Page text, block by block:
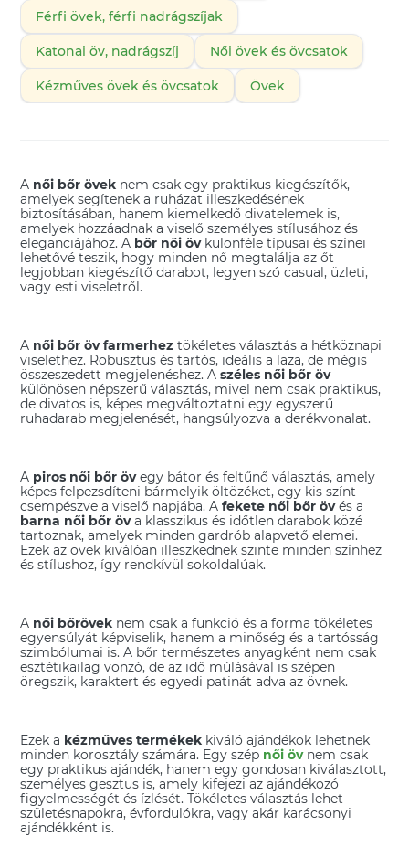
Férfi övek, férfi nadrágszíjak
Katonai öv, nadrágszíj Női övek és övcsatok
Kézműves övek és övcsatok Övek
A női bőr övek nem csak egy praktikus kiegészítők,
amelyek segítenek a ruházat illeszkedésének
biztosításában, hanem kiemelkedő divatelemek is,
amelyek hozzáadnak a viselő személyes stílusához és
eleganciájához. A bőr női övkülönféle típusai és színei
lehetővé teszik, hogy minden nő megtalálja az őt
legjobban kiegészítő darabot, legyen szó casual, üzleti,
vagy esti viseletről.
A női bőr öv farmerhez tökéletes választás a hétköznapi
viselethez. Robusztus és tartós, ideális a laza, de mégis
összeszedett megjelenéshez. Aszéles női bőr öv
különösen népszerű választás, mivel nem csak praktikus,
de divatos is, képes megváltoztatni egy egyszerű
ruhadarab megjelenését, hangsúlyozva a derékvonalat.
A piros női bőr övegy bátor és feltűnő választás, amely
képes felpezsdíteni bármelyik öltözéket, egy kis színt
csempészve a viselő napjába. Afekete női bőr övés a
barna női bőr öva klasszikus és időtlen darabok közé
tartoznak, amelyek minden gardrób alapvető elemei.
Ezek az övek kiválóan illeszkednek szinte minden színhez
és stílushoz, így rendkívül sokoldalúak.
A női bőrövek nem csak a funkció és a forma tökéletes
egyensúlyát képviselik, hanem a minőség és a tartósság
szimbólumai is. A bőr természetes anyagként nem csak
esztétikailag vonzó, de az idő múlásával is szépen
öregszik, karaktert és egyedi patinát adva az övnek.
Ezek a kézműves termékek kiváló ajándékok lehetnek
minden korosztály számára. Egy szép női övnem csak
egy praktikus ajándék, hanem egy gondosan kiválasztott,
személyes gesztus is, amely kifejezi az ajándékozó
figyelmességét és ízlését. Tökéletes választás lehet
születésnapokra, évfordulókra, vagy akár karácsonyi
ajándékként is.